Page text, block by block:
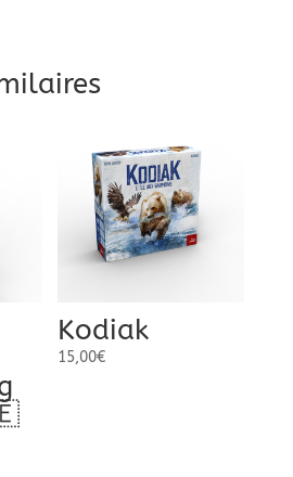
Kodiak
15,00€